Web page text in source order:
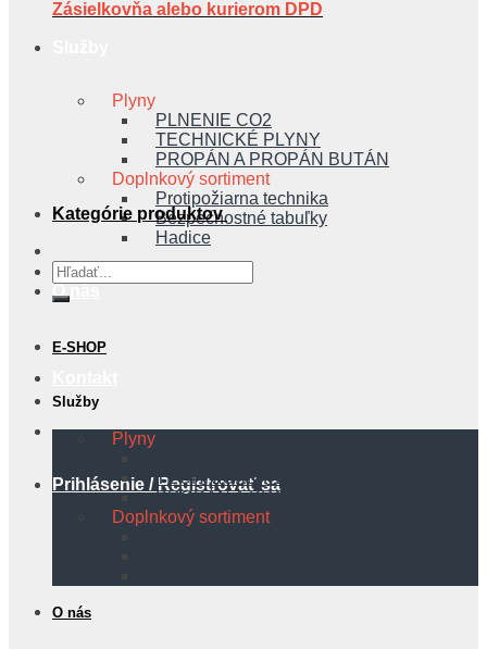
Plyny
PLNENIE CO2
TECHNICKÉ PLYNY
PROPÁN A PROPÁN BUTÁN
Doplnkový sortiment
Protipožiarna technika
Bezpečnostné tabuľky
Hadice
Prihlásenie / Registrovať sa
Zásielkovňa alebo kurierom DPD
Kategórie produktov
Hľadať:
E-SHOP
Služby
Plyny
TECHNICKÉ PLYNY
PROPÁN A PROPÁN BUTÁN
Doplnkový sortiment
O nás